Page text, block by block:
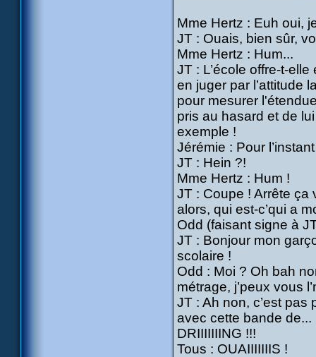
Mme Hertz : Euh oui,
JT : Ouais, bien sûr,
Mme Hertz : Hum...
JT : L’école offre-t-
en juger par l’attitude
pour mesurer
pris au hasard et de
exemple !
Jérémie : Pour
JT : Hein ?!
Mme Hertz : Hum !
JT : Coupe ! Arrête ça
alors, qui est-c’qui a
Odd (faisant signe à
JT : Bonjour mon
scolaire !
Odd : Moi ? Oh bah
métrage, j’peux vous
JT : Ah non, c’est
avec cette bande de...
DRIIIIIIING !!!
Tous : OUAIIIIIIIS !